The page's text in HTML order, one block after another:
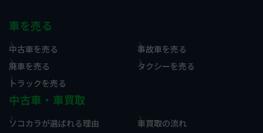
車を売る
中古車を売る
事故車を売る
廃車を売る
タクシーを売る
トラックを売る
中古車・車買取
ソコカラが選ばれる理由
車買取の流れ